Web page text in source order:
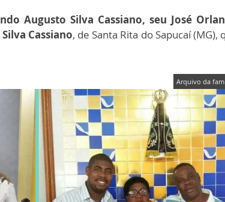
Augusto Silva Cassiano, seu José
Cassiano, de Santa Rita do Sapucaí (MG),
Arquivo da